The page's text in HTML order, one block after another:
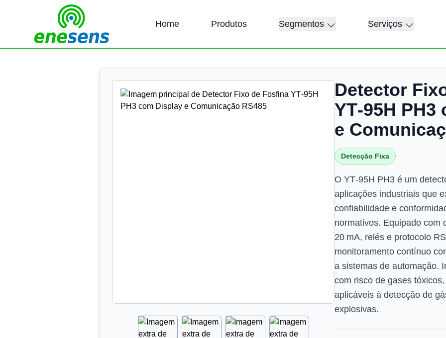
Home Produtos Segmentos Serviços
Detector
YT‑95H
e
Detecção Fixa
O YT‑95H PH3 é um
aplicações industriais que
confiabilidade e
normativos. Equipado com
20 mA, relés e protocolo
monitoramento contínuo
a sistemas de automação.
com risco de gases
aplicáveis à detecção de
explosivas.